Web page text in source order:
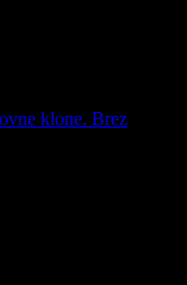
klone. Brez